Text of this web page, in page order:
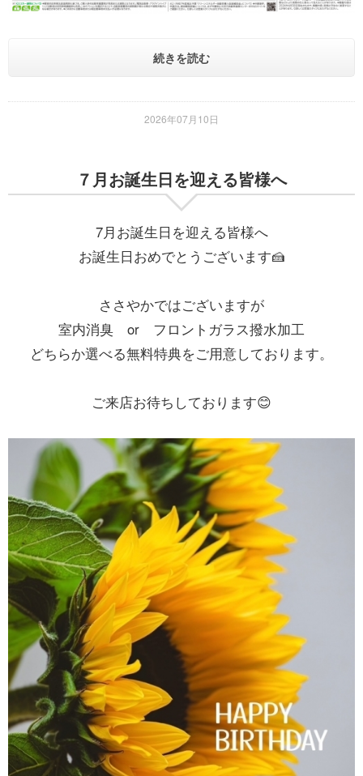
続きを読む
2026年07月10日
７月お誕生日を迎える皆様へ
7月お誕生日を迎える皆様へ
お誕生日おめでとうございます🍰
ささやかではございますが
室内消臭 or フロントガラス撥水加工
どちらか選べる無料特典をご用意しております。
ご来店お待ちしております😊